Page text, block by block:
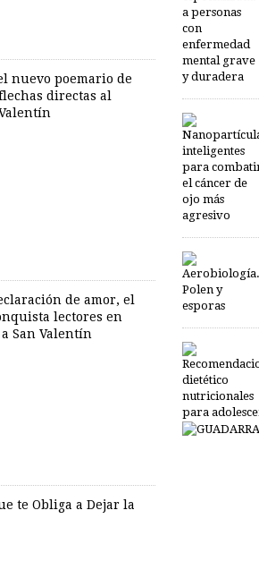
nuevo poemario de
directas al
de amor, el
lectores en
San Valentín
te Obliga a Dejar la